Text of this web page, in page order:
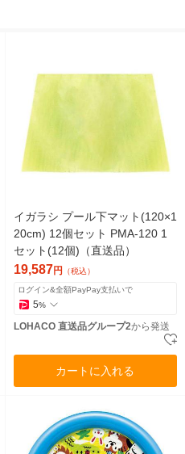
イガラシ プール下マット(120×1
20cm) 12個セット PMA-120 1
セット(12個)（直送品）
19,587円 （税込）
ログイン&全額PayPay支払いで
5%
LOHACO 直送品グループ2から発送
カートに入れる